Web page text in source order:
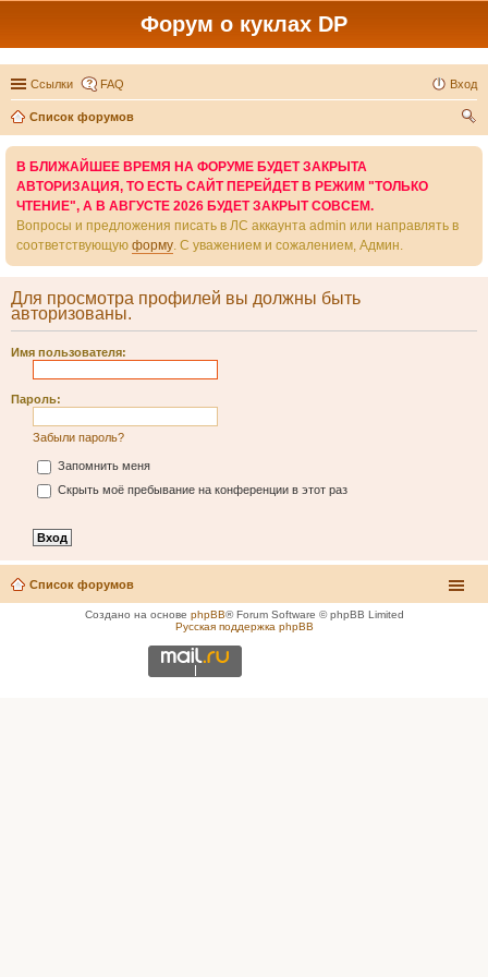
Форум о куклах DP
Ссылки FAQ Вход
Список форумов
В БЛИЖАЙШЕЕ ВРЕМЯ НА ФОРУМЕ БУДЕТ ЗАКРЫТА
АВТОРИЗАЦИЯ, ТО ЕСТЬ САЙТ ПЕРЕЙДЕТ В РЕЖИМ "ТОЛЬКО
ЧТЕНИЕ", А В АВГУСТЕ 2026 БУДЕТ ЗАКРЫТ СОВСЕМ.
Вопросы и предложения писать в ЛС аккаунта admin или направлять в
соответствующую форму. С уважением и сожалением, Админ.
Для просмотра профилей вы должны быть
авторизованы.
Имя пользователя:
Пароль:
Забыли пароль?
Запомнить меня
Скрыть моё пребывание на конференции в этот раз
Список форумов
Создано на основе phpBB® Forum Software © phpBB Limited
Русская поддержка phpBB